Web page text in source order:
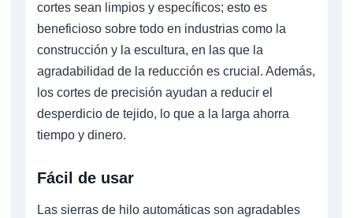
cortes sean limpios y específicos; esto es
beneficioso sobre todo en industrias como la
construcción y la escultura, en las que la
agradabilidad de la reducción es crucial. Además,
los cortes de precisión ayudan a reducir el
desperdicio de tejido, lo que a la larga ahorra
tiempo y dinero.
Fácil de usar
Las sierras de hilo automáticas son agradables